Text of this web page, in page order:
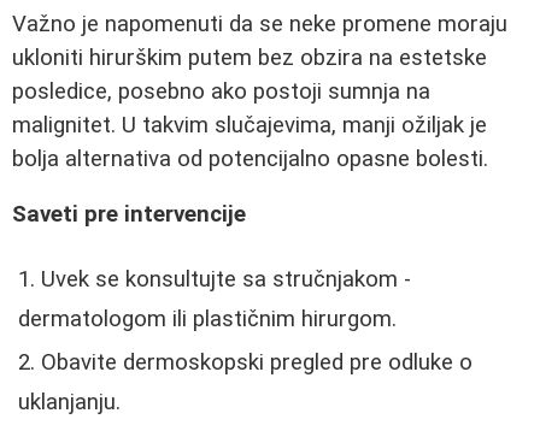
Važno je napomenuti da se neke promene moraju
ukloniti hirurškim putem bez obzira na estetske
posledice, posebno ako postoji sumnja na
malignitet. U takvim slučajevima, manji ožiljak je
bolja alternativa od potencijalno opasne bolesti.
Saveti pre intervencije
Uvek se konsultujte sa stručnjakom -
dermatologom ili plastičnim hirurgom.
Obavite dermoskopski pregled pre odluke o
uklanjanju.